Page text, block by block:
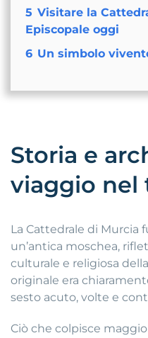
5 Visitare la
Episcopale oggi
6 Un simbolo
Storia e
viaggio nel
La Cattedrale di Murcia
un’antica moschea,
culturale e religiosa
originale era
sesto acuto, volte e
Ciò che colpisce